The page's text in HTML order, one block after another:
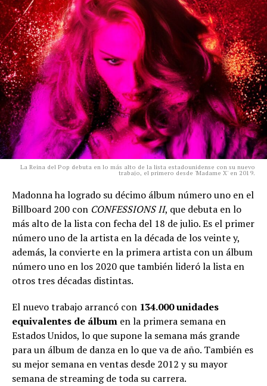
La Reina del Pop debuta en lo más alto de la lista estadounidense con su nuevo
trabajo, el primero desde 'Madame X' en 2019.
Madonna ha logrado su décimo álbum número uno en el
Billboard 200 con CONFESSIONS II, que debuta en lo
más alto de la lista con fecha del 18 de julio. Es el primer
número uno de la artista en la década de los veinte y,
además, la convierte en la primera artista con un álbum
número uno en los 2020 que también lideró la lista en
otros tres décadas distintas.
El nuevo trabajo arrancó con 134.000 unidades
equivalentes de álbum en la primera semana en
Estados Unidos, lo que supone la semana más grande
para un álbum de danza en lo que va de año. También es
su mejor semana en ventas desde 2012 y su mayor
semana de streaming de toda su carrera.